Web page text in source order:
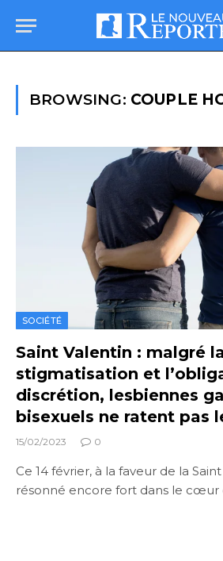
BROWSING: COUPLE
SOCIÉTÉ
Saint Valentin : malgré
stigmatisation et
discrétion, lesbiennes
bisexuels ne ratent pas
15/02/2023 0
Ce 14 février, à la faveur de la
résonné encore fort dans le cœur